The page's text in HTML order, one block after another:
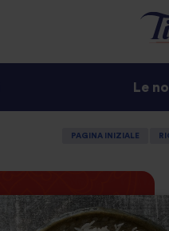
Le
PAGINA INIZIALE